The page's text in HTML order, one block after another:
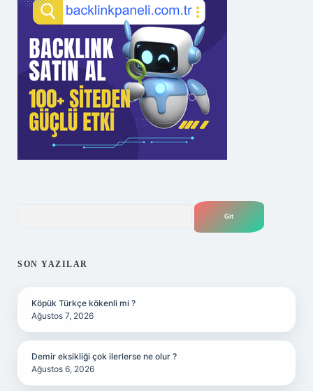
SON YAZILAR
Köpük Türkçe kökenli mi ?
Ağustos 7, 2026
Demir eksikliği çok ilerlerse ne olur ?
Ağustos 6, 2026